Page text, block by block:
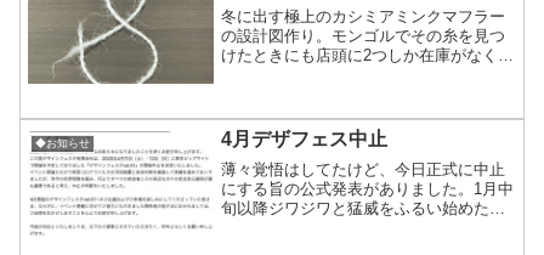
冬に出す極上のカシミアミンクマフラー
の設計図作り。モンゴルでその糸を見つ
けたときにも店頭に2つしか在庫がなくて
った、そんな明らかに仕入れが高く私が
買った時も通常の糸より...
◆お知らせ 4月デザフェス中止
薄々覚悟はしてたけど、今日正式に中止
にする旨の公式発表がありました。1月中
旬以降ジワジワと猛威をふるい始めたコ